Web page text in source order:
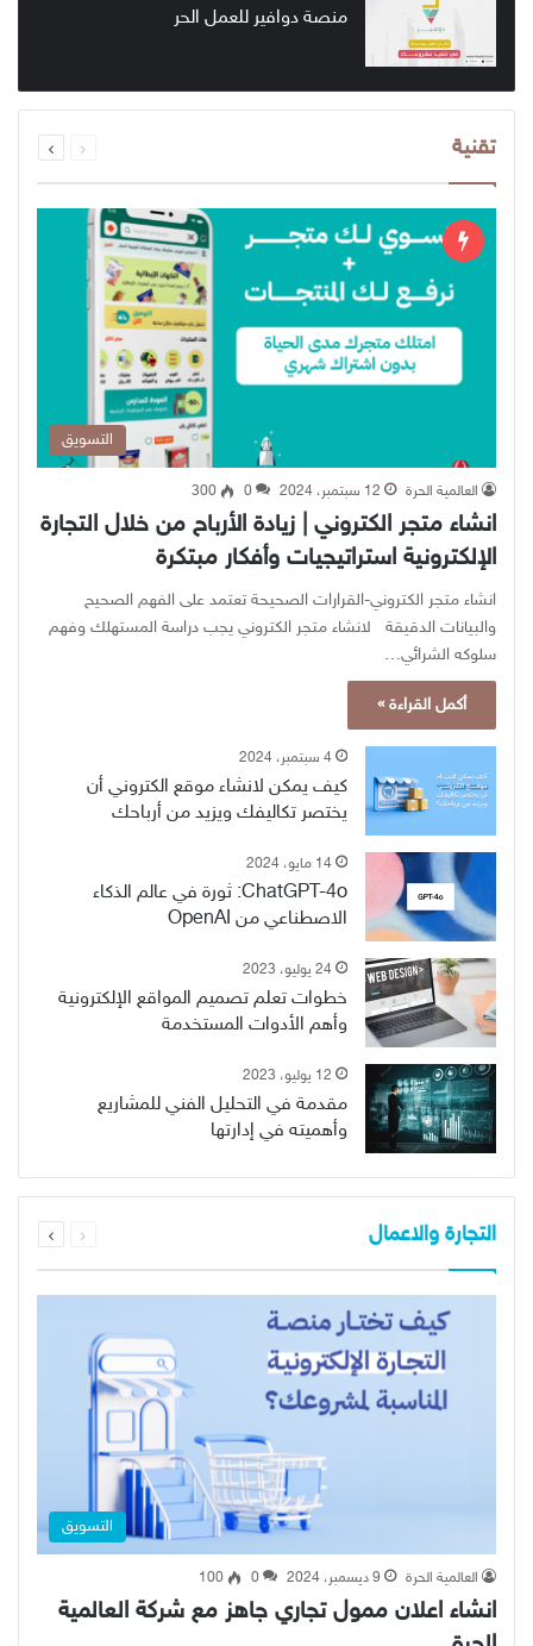
منصة دوافير للعمل الحر
تقنية
الصفحة
التسويق
العالمية الحرة 12 سبتمبر، 2024 0
300
انشاء متجر الكتروني | زيادة الأرباح من خلال التجارة
الإلكترونية استراتيجيات وأفكار مبتكرة
انشاء متجر الكتروني-القرارات الصحيحة تعتمد على الفهم الصحيح
والبيانات الدقيقة لانشاء متجر الكتروني يجب دراسة المستهلك وفهم
سلوكه الشرائي…
أكمل القراءة »
4 سبتمبر، 2024
كيف يمكن لانشاء موقع الكتروني أن
يختصر تكاليفك ويزيد من أرباحك
14 مايو، 2024
ChatGPT-4o: ثورة في عالم الذكاء
الاصطناعي من OpenAI
24 يوليو، 2023
خطوات تعلم تصميم المواقع الإلكترونية
وأهم الأدوات المستخدمة
12 يوليو، 2023
مقدمة في التحليل الفني للمشاريع
وأهميته في إدارتها
التجارة والاعمال
الصفحة
التسويق
العالمية الحرة 9 ديسمبر، 2024 0
100
انشاء اعلان ممول تجاري جاهز مع شركة العالمية